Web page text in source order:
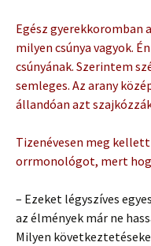
Egész
milyen csúnya vagyok.
csúnyának. Szerintem
semleges. Az arany
állandóan azt
Tizenévesen meg
orrmonológot, mert
– Ezeket légyszíves
az élmények már ne
Milyen